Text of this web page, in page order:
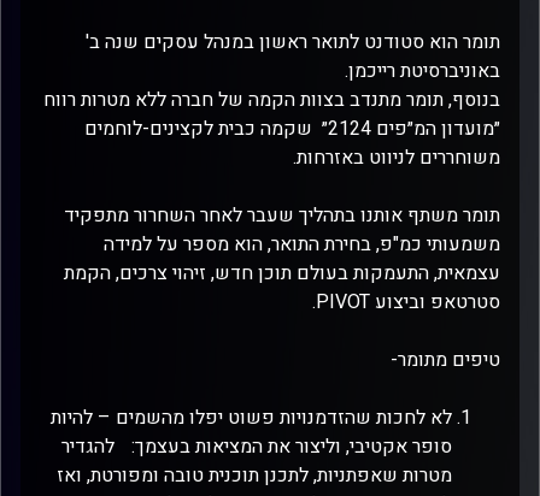
תומר הוא סטודנט לתואר ראשון במנהל עסקים שנה ב'
באוניברסיטת רייכמן.
בנוסף, תומר מתנדב בצוות הקמה של חברה ללא מטרות רווח
״מועדון המ״פים 2124״ שקמה כבית לקצינים-לוחמים
משוחררים לניווט באזרחות.
תומר משתף אותנו בתהליך שעבר לאחר השחרור מתפקיד
משמעותי כמ"פ, בחירת התואר, הוא מספר על למידה
עצמאית, התעמקות בעולם תוכן חדש, זיהוי צרכים, הקמת
סטרטאפ וביצוע PIVOT.
טיפים מתומר-
לא לחכות שהזדמנויות פשוט יפלו מהשמים – להיות
סופר אקטיבי, וליצור את המציאות בעצמך: להגדיר
מטרות שאפתניות, לתכנן תוכנית טובה ומפורטת, ואז